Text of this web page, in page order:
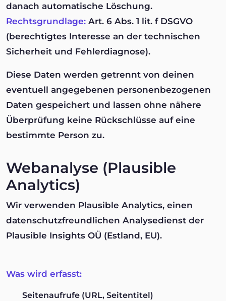
danach automatische Löschung.
Rechtsgrundlage: Art. 6 Abs. 1 lit. f DSGVO
(berechtigtes Interesse an der technischen
Sicherheit und Fehlerdiagnose).
Diese Daten werden getrennt von deinen
eventuell angegebenen personenbezogenen
Daten gespeichert und lassen ohne nähere
Überprüfung keine Rückschlüsse auf eine
bestimmte Person zu.
Webanalyse (Plausible
Analytics)
Wir verwenden Plausible Analytics, einen
datenschutzfreundlichen Analysedienst der
Plausible Insights OÜ (Estland, EU).
Was wird erfasst:
Seitenaufrufe (URL, Seitentitel)